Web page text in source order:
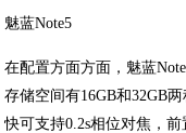
魅蓝Note5
在配置方面方面，魅蓝
存储空间有16GB和32GB
快可支持0.2s相位对焦，前